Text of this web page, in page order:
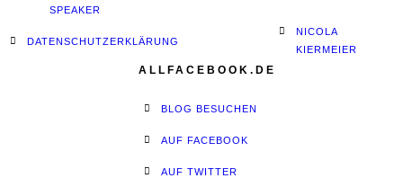
SPEAKER
DATENSCHUTZERKLÄRUNG
ALLFACEBOOK.DE
BLOG BESUCHEN
AUF FACEBOOK
AUF TWITTER
NICOLA
KIERMEIER